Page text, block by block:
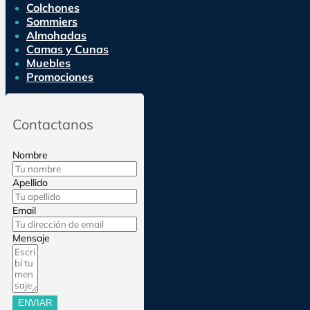
Colchones
Sommiers
Almohadas
Camas y Cunas
Muebles
Promociones
Contactanos
Nombre
Apellido
Email
Mensaje
ENVIAR